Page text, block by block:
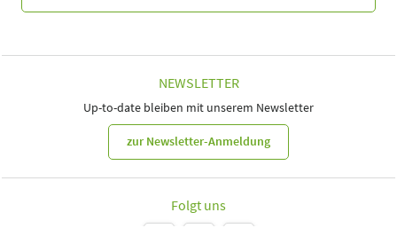
NEWSLETTER
Up-to-date bleiben mit unserem Newsletter
zur Newsletter-Anmeldung
Folgt uns